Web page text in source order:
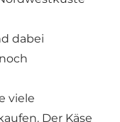
dabei
viele
Der Käse